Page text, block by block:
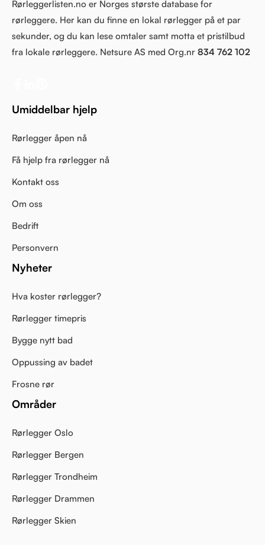
Rørleggerlisten.no er Norges største database for
rørleggere. Her kan du finne en lokal rørlegger på et par
sekunder, og du kan lese omtaler samt motta et pristilbud
fra lokale rørleggere. Netsure AS med Org.nr 834 762 102
Umiddelbar hjelp
Rørlegger åpen nå
Få hjelp fra rørlegger nå
Kontakt oss
Om oss
Bedrift
Personvern
Nyheter
Hva koster rørlegger?
Rørlegger timepris
Bygge nytt bad
Oppussing av badet
Frosne rør
Områder
Rørlegger Oslo
Rørlegger Bergen
Rørlegger Trondheim
Rørlegger Drammen
Rørlegger Skien